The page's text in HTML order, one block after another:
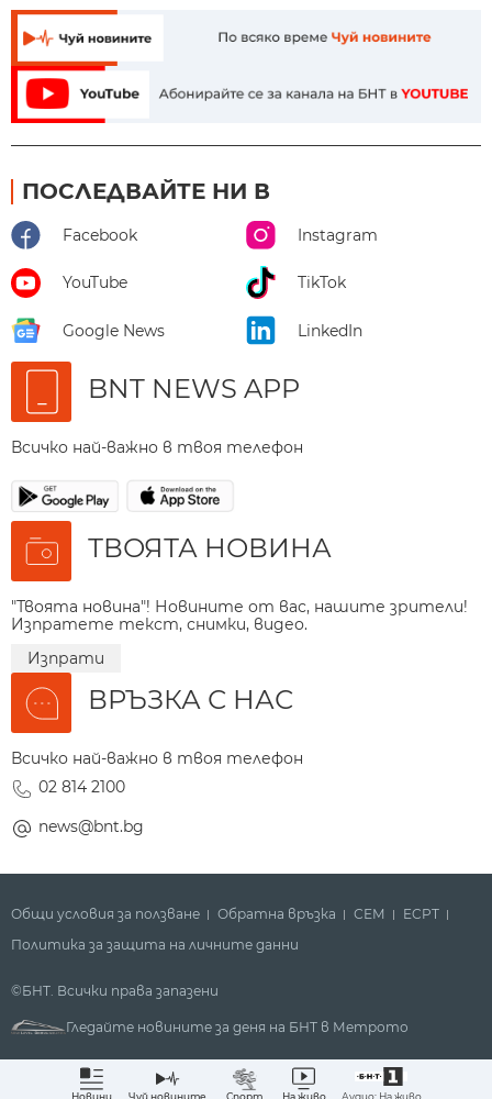
ПОСЛЕДВАЙТЕ НИ В
Facebook Instagram
YouTube TikTok
Google News LinkedIn
BNT NEWS APP
Всичко най-важно в твоя телефон
ТВОЯТА НОВИНА
"Твоята новина"! Новините от вас, нашите зрители!
Изпратете текст, снимки, видео.
Изпрати
ВРЪЗКА С НАС
Всичко най-важно в твоя телефон
02 814 2100
news@bnt.bg
Новини Чуй новините Спорт На живо Аудио: На живо
Общи условия за ползване Обратна връзка СЕМ
ECPT
Политика за защита на личните данни
©БНТ. Всички права запазени
Гледайте новините за деня на БНТ в Метрото